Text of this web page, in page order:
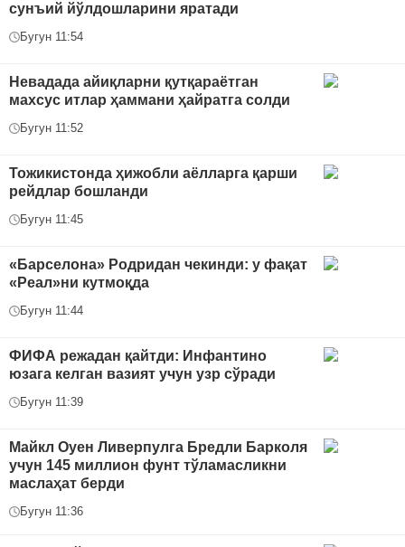
сунъий йўлдошларини яратади
Бугун 11:54
Невадада айиқларни қутқараётган
махсус итлар ҳаммани ҳайратга солди
Бугун 11:52
Тожикистонда ҳижобли аёлларга қарши
рейдлар бошланди
Бугун 11:45
«Барселона» Родридан чекинди: у фақат
«Реал»ни кутмоқда
Бугун 11:44
ФИФА режадан қайтди: Инфантино
юзага келган вазият учун узр сўради
Бугун 11:39
Майкл Оуен Ливерпулга Бредли Барколя
учун 145 миллион фунт тўламасликни
маслаҳат берди
Бугун 11:36